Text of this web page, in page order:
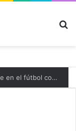
Mercado de Fichajes: Movimientos clave en el fútbol comarcal